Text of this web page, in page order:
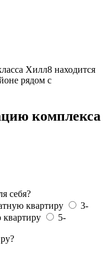
Хилл8 находится
рядом с
комплекса
себя?
квартиру
3-
5-